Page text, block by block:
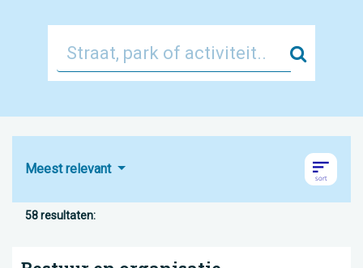
Zoek
Meest relevant
58 resultaten: